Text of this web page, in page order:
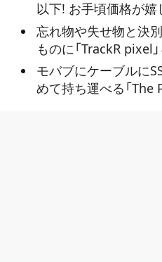
以下! お手頃価格が嬉
忘れ物や失せ物と決
ものに「TrackR pixel
モバブにケーブルに
めて持ち運べる「The